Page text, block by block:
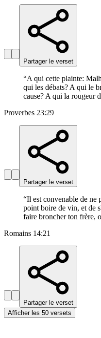
Partager le verset
“A qui cette plainte:
qui les débats? A qui le
cause? A qui la rougeur
Proverbes 23:29
Partager le verset
“Il est convenable de ne
point boire de vin, et de
faire broncher ton frère,
Romains 14:21
Partager le verset
Afficher les 50 versets